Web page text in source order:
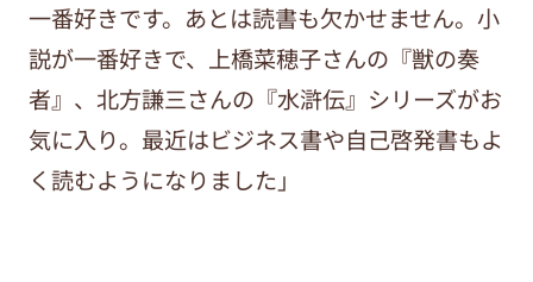
一番好きです。あとは読書も欠かせません。小
説が一番好きで、上橋菜穂子さんの『獣の奏
者』、北方謙三さんの『水滸伝』シリーズがお
気に入り。最近はビジネス書や自己啓発書もよ
く読むようになりました」